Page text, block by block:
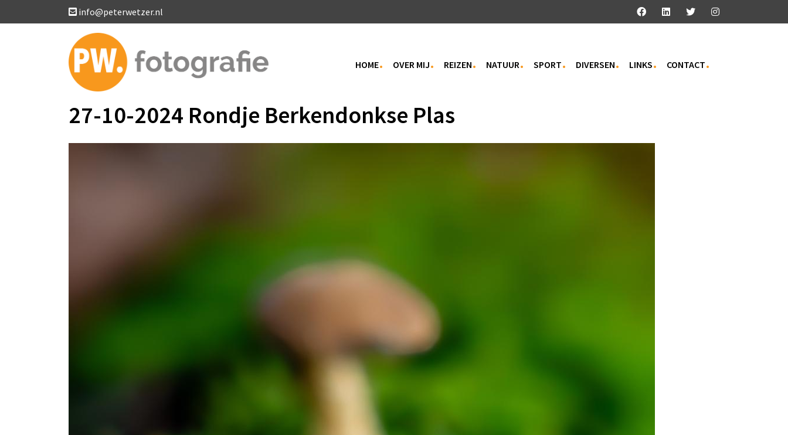
info@peterwetzer.nl
HOME OVER MIJ REIZEN NATUUR SPORT DIVERSEN LINKS CONTACT
27-10-2024 Rondje Berkendonkse Plas